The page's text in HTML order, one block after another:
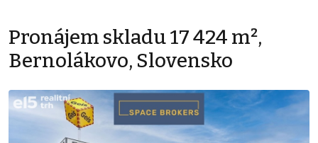
Pronájem skladu 17 424 m²,
Bernolákovo, Slovensko